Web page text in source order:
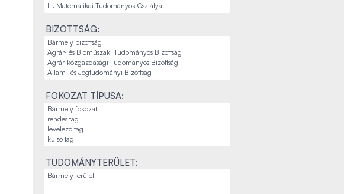
BIZOTTSÁG:
FOKOZAT TÍPUSA:
TUDOMÁNYTERÜLET: